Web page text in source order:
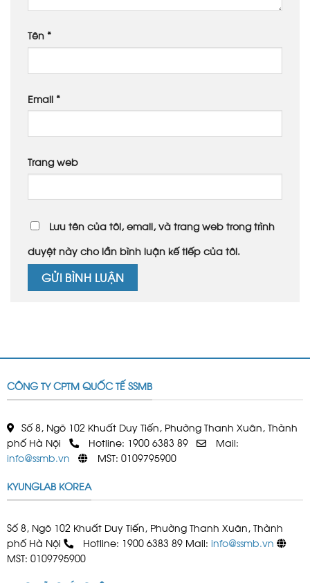
Tên *
Email *
Trang web
Lưu tên của tôi, email, và trang web trong trình
duyệt này cho lần bình luận kế tiếp của tôi.
CÔNG TY CPTM QUỐC TẾ SSMB
Số 8, Ngõ 102 Khuất Duy Tiến, Phường Thanh Xuân, Thành
phố Hà Nội
Hotline: 1900 6383 89
Mail:
info@ssmb.vn
MST: 0109795900
KYUNGLAB KOREA
Số 8, Ngõ 102 Khuất Duy Tiến, Phường Thanh Xuân, Thành
phố Hà Nội
Hotline: 1900 6383 89 Mail: info@ssmb.vn
MST: 0109795900